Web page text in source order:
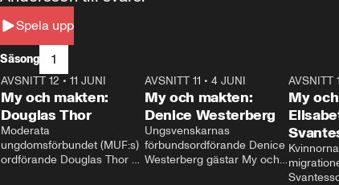
Spela upp
Säsong 1
26:27
AVSNITT 12 • 11 JUNI
My och makten:
Douglas Thor
Moderata
ungdomsförbundet (MUF:s)
ordförande Douglas Thor
23:40
AVSNITT 11 •4 JUNI
My och makten:
Denice Westerberg
Ungsvenskarnas
förbundsordförande Denice
Westerberg gästar My och
AVSNITT
My